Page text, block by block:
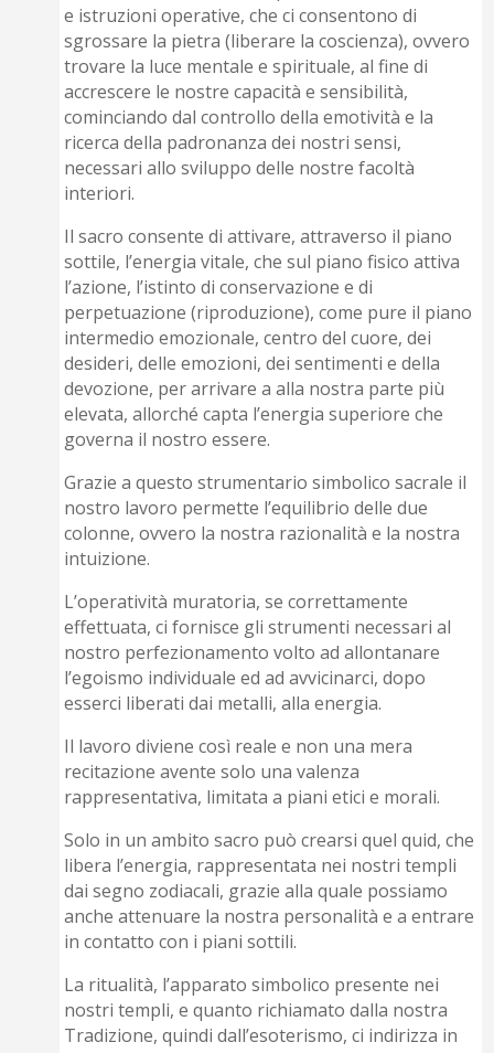
e istruzioni operative, che ci consentono di
sgrossare la pietra (liberare la coscienza), ovvero
trovare la luce mentale e spirituale, al fine di
accrescere le nostre capacità e sensibilità,
cominciando dal controllo della emotività e la
ricerca della padronanza dei nostri sensi,
necessari allo sviluppo delle nostre facoltà
interiori.
Il sacro consente di attivare, attraverso il piano
sottile, l’energia vitale, che sul piano fisico attiva
l’azione, l’istinto di conservazione e di
perpetuazione (riproduzione), come pure il piano
intermedio emozionale, centro del cuore, dei
desideri, delle emozioni, dei sentimenti e della
devozione, per arrivare a alla nostra parte più
elevata, allorché capta l’energia superiore che
governa il nostro essere.
Grazie a questo strumentario simbolico sacrale il
nostro lavoro permette l’equilibrio delle due
colonne, ovvero la nostra razionalità e la nostra
intuizione.
L’operatività muratoria, se correttamente
effettuata, ci fornisce gli strumenti necessari al
nostro perfezionamento volto ad allontanare
l’egoismo individuale ed ad avvicinarci, dopo
esserci liberati dai metalli, alla energia.
Il lavoro diviene così reale e non una mera
recitazione avente solo una valenza
rappresentativa, limitata a piani etici e morali.
Solo in un ambito sacro può crearsi quel quid, che
libera l’energia, rappresentata nei nostri templi
dai segno zodiacali, grazie alla quale possiamo
anche attenuare la nostra personalità e a entrare
in contatto con i piani sottili.
La ritualità, l’apparato simbolico presente nei
nostri templi, e quanto richiamato dalla nostra
Tradizione, quindi dall’esoterismo, ci indirizza in